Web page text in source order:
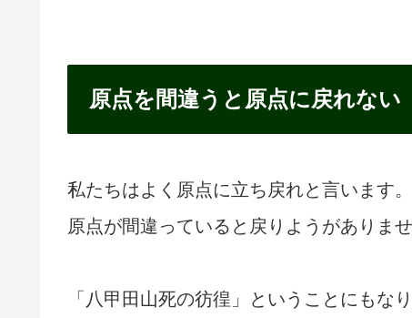
原点を間違うと原点に戻れない
私たちはよく原点に立ち戻れと言います。
原点が間違っていると戻りようがありませ
「八甲田山死の彷徨」ということにもな